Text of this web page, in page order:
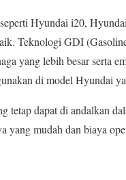
Hyundai i20,
Teknologi GDI
yang lebih besar serta
di model Hyundai
dapat di andalkan
yang mudah dan biaya